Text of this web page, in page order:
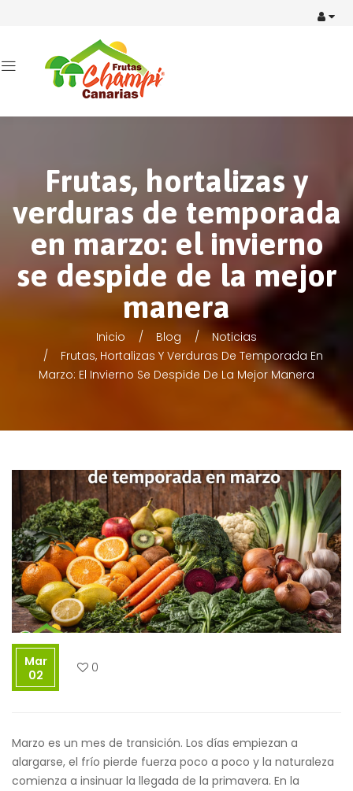
Frutas, hortalizas y
verduras de temporada
en marzo: el invierno
se despide de la mejor
manera
Inicio Blog
Noticias
Frutas, Hortalizas Y Verduras De Temporada En
Marzo: El Invierno Se Despide De La Mejor Manera
Mar
02
0
Marzo es un mes de transición. Los días empiezan a
alargarse, el frío pierde fuerza poco a poco y la naturaleza
comienza a insinuar la llegada de la primavera. En la